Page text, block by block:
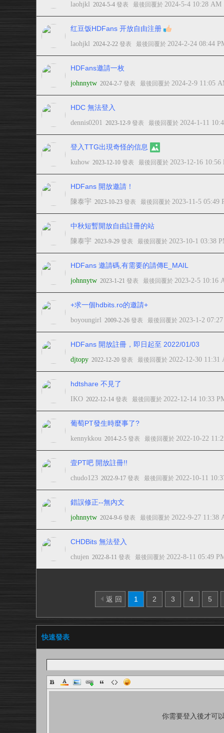
laohjkl 2024-5-4 發表 最後回覆於 2024-5-4 10:28 AM
红豆饭HDFans 开放自由注册
laohjkl 2024-2-22 發表 最後回覆於 2024-2-24 08:44
HDFans邀請一枚
johnnytw 2024-2-7 發表 最後回覆於 2024-2-9 11:05
HDC 無法登入
dennis0201 2023-12-9 發表 最後回覆於 2024-1-11
登入TTG出現奇怪的信息
kuhow 2023-12-10 發表 最後回覆於 2023-12-16 10:56
HDFans 開放邀請！
陳泰宇 2023-10-23 發表 最後回覆於 2023-11-5 05:49
中秋短暫開放自由註冊的站
陳泰宇 2023-9-29 發表 最後回覆於 2023-10-1 03:38
HDFans 邀請碼,有需要的請傳E_MAIL
johnnytw 2023-1-21 發表 最後回覆於 2023-2-5 10:16
+求一個hdbits.ro的邀請+
boyoungirl 2009-2-26 發表 最後回覆於 2023-1-2
HDFans 開放註冊，即日起至 2022/01/03
djtopy 2022-12-20 發表 最後回覆於 2022-12-30 11:31
hdtshare 不見了
IKO 2022-12-14 發表 最後回覆於 2022-12-14 10:33
葡萄PT發生時麼事了?
kennykkou 2014-2-5 發表 最後回覆於 2022-10-22
壹PT吧 開放註冊!!
chudo123 2022-9-17 發表 最後回覆於 2022-10-11
錯誤修正--無內文
johnnytw 2024-9-6 發表 最後回覆於 2022-9-27 11:38
CHDBits 無法登入
chujen 2022-8-11 發表 最後回覆於 2022-8-11 05:49
返 回 1 2 3 4 5
快速發表
你需要登入後才可